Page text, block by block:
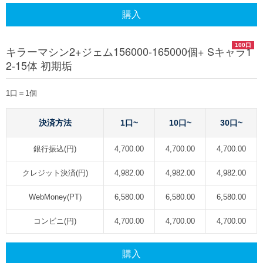
購入
100口
キラーマシン2+ジェム156000-165000個+ Sキャラ1
2-15体 初期垢
1口＝1個
決済方法 1口~ 10口~ 30口~
銀行振込(円) 4,700.00 4,700.00 4,700.00
クレジット決済(円) 4,982.00 4,982.00 4,982.00
WebMoney(PT) 6,580.00 6,580.00 6,580.00
コンビニ(円) 4,700.00 4,700.00 4,700.00
購入